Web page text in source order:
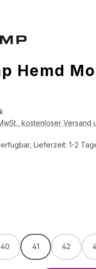
Hemd
kostenloser Versand
Lieferzeit: 1-2
40 41 42